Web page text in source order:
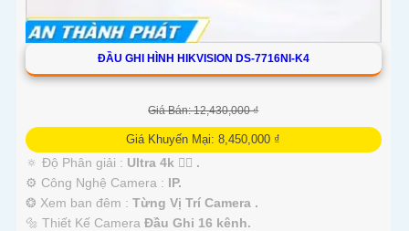
ĐẦU GHI HÌNH HIKVISION DS-7716NI-K4
Giá Bán: 12,430,000 ₫
Giá Khuyến Mại: 8,450,000 ₫
🔅 Độ Phân giải : Ultra 4k 👍🏾 .
⚙ Công Nghệ Camera : IP.
❂ Xem ban đêm : Từng Vị Trí Camera .
🔩 Thiết Kế Camera Đầu Ghi 16 kênh.